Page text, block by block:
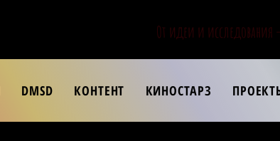
От идеи и исследования
DMSD КОНТЕНТ КИНОСТАРЗ